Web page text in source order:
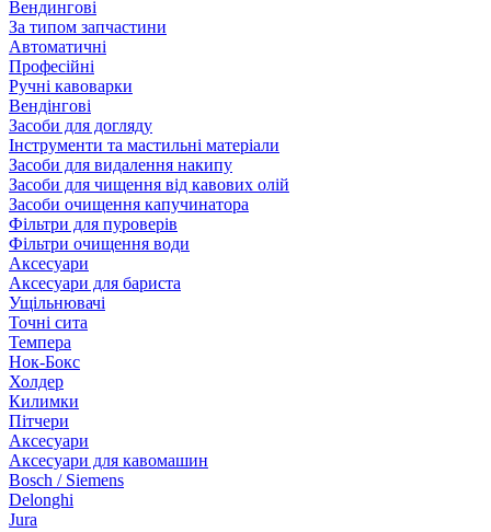
Вендингові
За типом запчастини
Автоматичні
Професійні
Ручні кавоварки
Вендінгові
Засоби для догляду
Інструменти та мастильні матеріали
Засоби для видалення накипу
Засоби для чищення від кавових олій
Засоби очищення капучинатора
Фільтри для пуроверів
Фільтри очищення води
Аксесуари
Аксесуари для бариста
Ущільнювачі
Точні сита
Темпера
Нок-Бокс
Холдер
Килимки
Пітчери
Аксесуари
Аксесуари для кавомашин
Bosch / Siemens
Delonghi
Jura